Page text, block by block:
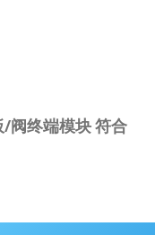
/阀终端模块 符合